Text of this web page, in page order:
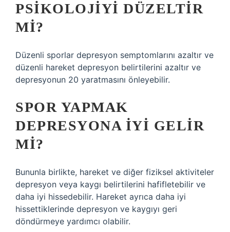
PSIKOLOJIYI DÜZELTIR
MI?
Düzenli sporlar depresyon semptomlarını azaltır ve
düzenli hareket depresyon belirtilerini azaltır ve
depresyonun 20 yaratmasını önleyebilir.
SPOR YAPMAK
DEPRESYONA IYI GELIR
MI?
Bununla birlikte, hareket ve diğer fiziksel aktiviteler
depresyon veya kaygı belirtilerini hafifletebilir ve
daha iyi hissedebilir. Hareket ayrıca daha iyi
hissettiklerinde depresyon ve kaygıyı geri
döndürmeye yardımcı olabilir.